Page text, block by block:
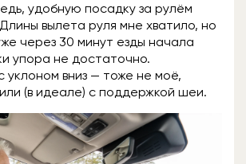
удобную посадку за рулём
вылета руля мне хватило, но
через 30 минут езды начала
упора не достаточно.
уклоном вниз — тоже не моё,
(в идеале) с поддержкой шеи.